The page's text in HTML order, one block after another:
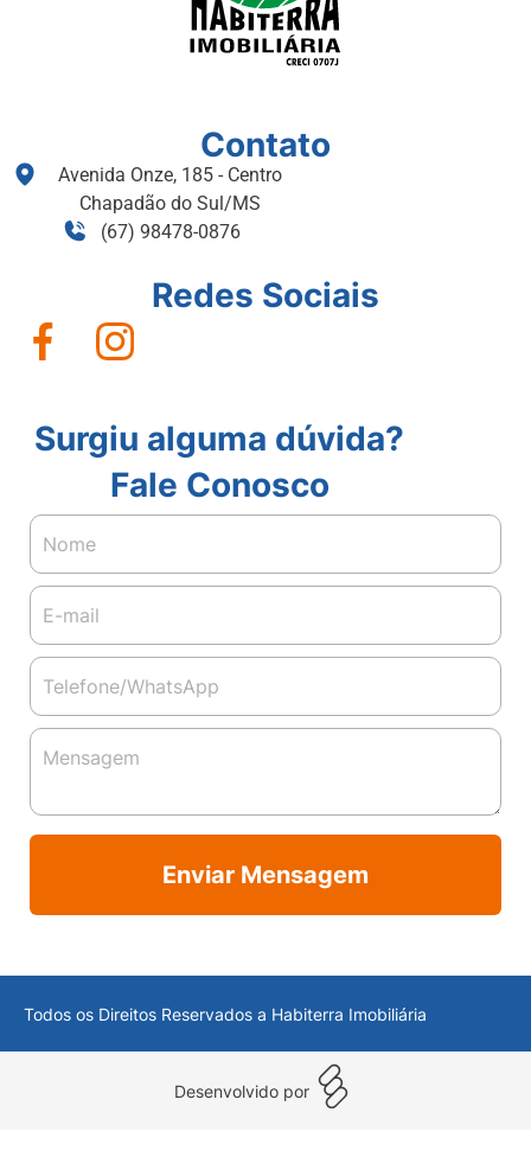
Contato
Avenida Onze, 185 - Centro
Chapadão do Sul/MS
(67) 98478-0876
Redes Sociais
Surgiu alguma dúvida?
Fale Conosco
Enviar Mensagem
Todos os Direitos Reservados a Habiterra Imobiliária
Desenvolvido por